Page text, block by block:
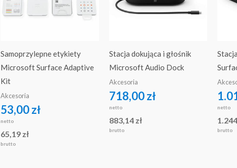
Samoprzylepne etykiety
Microsoft Surface Adaptive
Kit
Akcesoria
53,00zł
netto
65,19 zł
brutto
Stacja dokująca i głośnik
Microsoft Audio Dock
Akcesoria
718,00zł
netto
883,14 zł
brutto
netto
brutto